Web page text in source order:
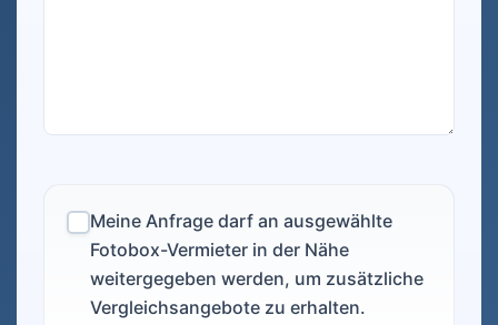
Meine Anfrage darf an ausgewählte
Fotobox-Vermieter in der Nähe
weitergegeben werden, um zusätzliche
Vergleichsangebote zu erhalten.